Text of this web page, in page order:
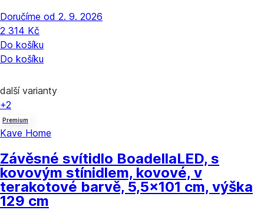
Doručíme od 2. 9. 2026
2 314 Kč
Do košíku
Do košíku
další varianty
+2
Premium
Kave Home
Závěsné svítidlo BoadellaLED, s
kovovým stínidlem, kovové, v
terakotové barvě, 5,5x101 cm, výška
129 cm